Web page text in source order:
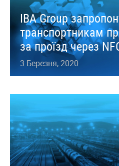
IBA Group
транспортникам
за проїзд через
3 Березня, 2020